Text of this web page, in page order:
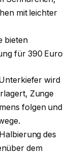
mit leichter
bieten
für 390 Euro
wird
Zunge
folgen und
des
dem